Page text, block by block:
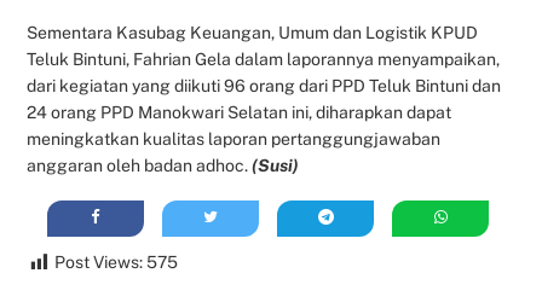
Sementara Kasubag Keuangan, Umum dan Logistik KPUD
Teluk Bintuni, Fahrian Gela dalam laporannya menyampaikan,
dari kegiatan yang diikuti 96 orang dari PPD Teluk Bintuni dan
24 orang PPD Manokwari Selatan ini, diharapkan dapat
meningkatkan kualitas laporan pertanggungjawaban
anggaran oleh badan adhoc.(Susi)
Post Views: 575